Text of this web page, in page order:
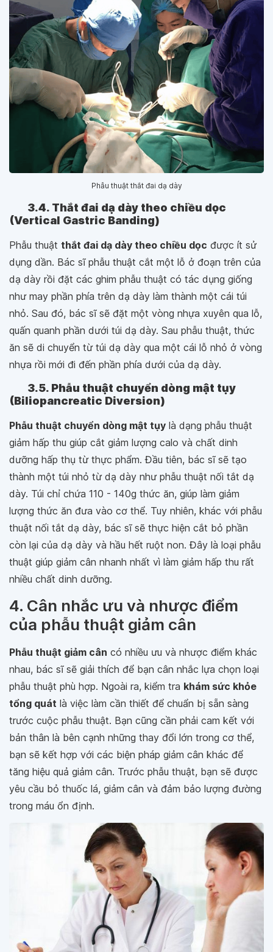
Phẫu thuật thắt đai dạ dày
3.4. Thắt đai dạ dày theo chiều dọc
(Vertical Gastric Banding)
Phẫu thuật thắt đai dạ dày theo chiều dọc được ít sử
dụng dần. Bác sĩ phẫu thuật cắt một lỗ ở đoạn trên của
dạ dày rồi đặt các ghim phẫu thuật có tác dụng giống
như may phần phía trên dạ dày làm thành một cái túi
nhỏ. Sau đó, bác sĩ sẽ đặt một vòng nhựa xuyên qua lỗ,
quấn quanh phần dưới túi dạ dày. Sau phẫu thuật, thức
ăn sẽ di chuyển từ túi dạ dày qua một cái lỗ nhỏ ở vòng
nhựa rồi mới đi đến phần phía dưới của dạ dày.
3.5. Phẫu thuật chuyển dòng mật tụy
(Biliopancreatic Diversion)
Phẫu thuật chuyển dòng mật tụy là dạng phẫu thuật
giảm hấp thu giúp cắt giảm lượng calo và chất dinh
dưỡng hấp thụ từ thực phẩm. Đầu tiên, bác sĩ sẽ tạo
thành một túi nhỏ từ dạ dày như phẫu thuật nối tắt dạ
dày. Túi chỉ chứa 110 - 140g thức ăn, giúp làm giảm
lượng thức ăn đưa vào cơ thể. Tuy nhiên, khác với phẫu
thuật nối tắt dạ dày, bác sĩ sẽ thực hiện cắt bỏ phần
còn lại của dạ dày và hầu hết ruột non. Đây là loại phẫu
thuật giúp giảm cân nhanh nhất vì làm giảm hấp thu rất
nhiều chất dinh dưỡng.
4. Cân nhắc ưu và nhược điểm
của phẫu thuật giảm cân
Phẫu thuật giảm cân có nhiều ưu và nhược điểm khác
nhau, bác sĩ sẽ giải thích để bạn cân nhắc lựa chọn loại
phẫu thuật phù hợp. Ngoài ra, kiểm tra khám sức khỏe
tổng quát là việc làm cần thiết để chuẩn bị sẵn sàng
trước cuộc phẫu thuật. Bạn cũng cần phải cam kết với
bản thân là bên cạnh những thay đổi lớn trong cơ thể,
bạn sẽ kết hợp với các biện pháp giảm cân khác để
tăng hiệu quả giảm cân. Trước phẫu thuật, bạn sẽ được
yêu cầu bỏ thuốc lá, giảm cân và đảm bảo lượng đường
trong máu ổn định.